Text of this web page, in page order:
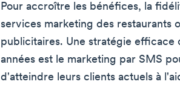
Pour accroître les bénéfices, la
services marketing des restaurants
publicitaires. Une stratégie efficace
années est le marketing par SMS
d'atteindre leurs clients actuels à